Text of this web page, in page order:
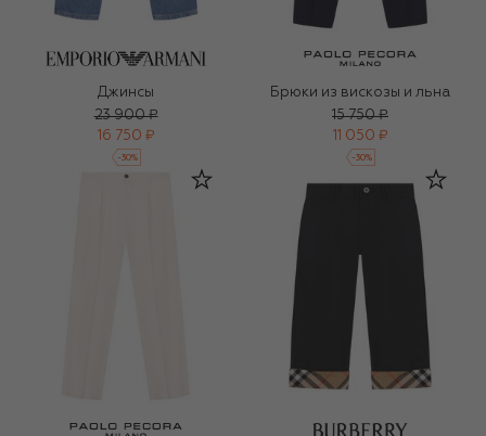
Джинсы
23 900 ₽
16 750 ₽
-30%
Брюки из вискозы и льна
15 750 ₽
11 050 ₽
-30%